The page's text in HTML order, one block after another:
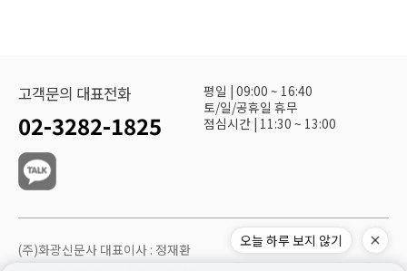
고객문의 대표전화
02-3282-1825
평일 | 09:00 ~ 16:40
토/일/공휴일 휴무
점심시간 | 11:30 ~ 13:00
(주)화광신문사 대표이사 : 정재환
오늘 하루 보지 않기